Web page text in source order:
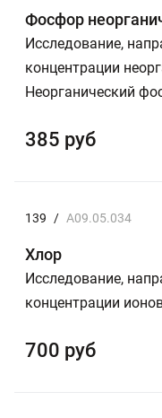
Фосфор
Исследование,
концентрации
Неорганический
385 руб
139 / A09.05.034
Хлор
Исследование,
концентрации
700 руб